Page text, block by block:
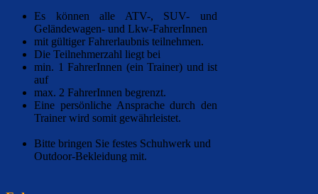
Es können alle ATV-, SUV- und
Geländewagen- und Lkw-FahrerInnen
mit gültiger Fahrerlaubnis teilnehmen.
Die Teilnehmerzahl liegt bei
min. 1 FahrerInnen (ein Trainer) und ist
auf
max. 2 FahrerInnen begrenzt.
Eine persönliche Ansprache durch den
Trainer wird somit gewährleistet.
Bitte bringen Sie festes Schuhwerk und
Outdoor-Bekleidung mit.